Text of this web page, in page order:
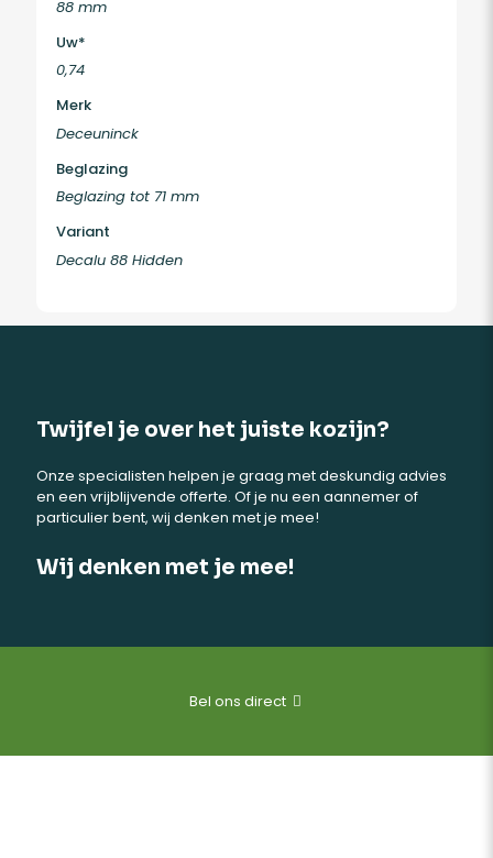
88 mm
Uw*
0,74
Merk
Deceuninck
Beglazing
Beglazing tot 71 mm
Variant
Decalu 88 Hidden
Twijfel je over het juiste kozijn?
Onze specialisten helpen je graag met deskundig advies
en een vrijblijvende offerte. Of je nu een aannemer of
particulier bent, wij denken met je mee!
Wij denken met je mee!
Bel ons direct